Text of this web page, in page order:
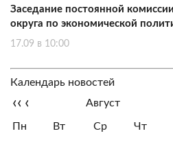
Заседание постоянной
округа по экономической
17.09 в 10:00
Календарь новостей
‹‹ ‹ Август
Пн Вт Ср Чт